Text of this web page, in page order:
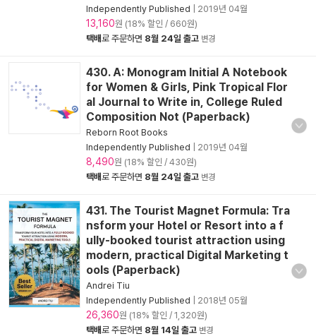
Independently Published
2019년 04월
13,160원 (18% 할인 / 660원)
택배로 주문하면 8월 24일 출고 변경
430. A: Monogram Initial A Notebook
for Women & Girls, Pink Tropical Flor
al Journal to Write in, College Ruled
Composition Not (Paperback)
Reborn Root Books
Independently Published
2019년 04월
8,490원 (18% 할인 / 430원)
택배로 주문하면 8월 24일 출고 변경
431. The Tourist Magnet Formula: Tra
nsform your Hotel or Resort into a f
ully-booked tourist attraction using
modern, practical Digital Marketing t
ools (Paperback)
Andrei Tiu
Independently Published
2018년 05월
26,360원 (18% 할인 / 1,320원)
택배로 주문하면 8월 14일 출고 변경